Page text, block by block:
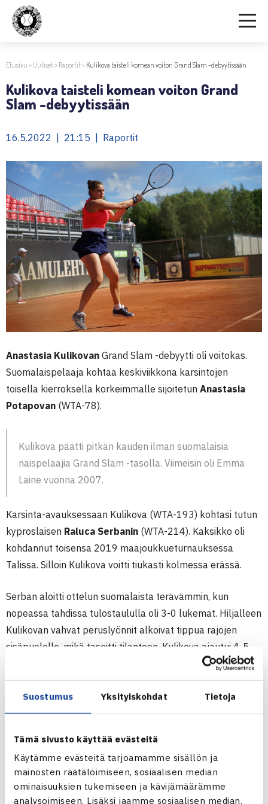
Suostumus Yksityiskohdat Tietoja
Tämä sivusto käyttää evästeitä
Käytämme evästeitä tarjoamamme sisällön ja
mainosten räätälöimiseen, sosiaalisen median
ominaisuuksien tukemiseen ja kävijämäärämme
analysoimiseen. Lisäksi jaamme sosiaalisen median,
Etusivu > Uutiset> Raportit> Kulikova taisteli komean voiton Grand Slam -debyytissään
Kulikova taisteli komean voiton Grand
Slam -debyytissään
16.5.2022 | 21:15 | Raportit
Anastasia Kulikovan Grand Slam -debyytti oli voitokas.
Suomalaispelaaja kohtaa keskiviikkona karsintojen
toisella kierroksella korkeimmalle sijoitetun Anastasia
Potapovan (WTA-78).
Kulikova päätti pitkän kauden ilman suomalaisia
naispelaajia Grand Slam -tasolla. Viimeisin oli Emma
Laine vuonna 2007.
Karsinta-avauksessaan Kulikova (WTA-193) kohtasi tutun
kyproslaisen Raluca Serbanin (WTA-214). Kaksikko oli
kohdannut toisensa 2019 maajoukkueturnauksessa
Talissa. Silloin Kulikova voitti tiukasti kolmessa erässä.
Serban aloitti ottelun suomalaista terävämmin, kun
nopeassa tahdissa tulostaululla oli 3-0 lukemat. Hiljalleen
Kulikovan vahvat peruslyönnit alkoivat tippua rajojen
sisäpuolelle, mikä tasoitti tilanteen. Kulikova ajautui 4-5
tilanteessa 0-40 tilanteeseen, mutta onnekseen sai
selvitettyä vastustajan eräpallot. Tästä hetkestä kääntyi
momentum ja lopulta Kulikova otti erän 7-5.
murtamaan Serbanin syötön ja pidettyään omansa oli
tulostaululla 3-1 johtoasema. Sitten kääntyivät jälleen
asetelmat – kyproslainen otti ohjakset haltuunsa ja vei
viisi peliä peräkkäin, mikä toi erän 6-3. Ottelua oltiin tässä